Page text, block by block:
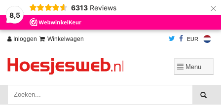
8,5
6313 Reviews ×
Inloggen Winkelwagen EUR
Wij slaan cookies op om onze website te verbeteren. Is dat akkoord?
Ja
Nee